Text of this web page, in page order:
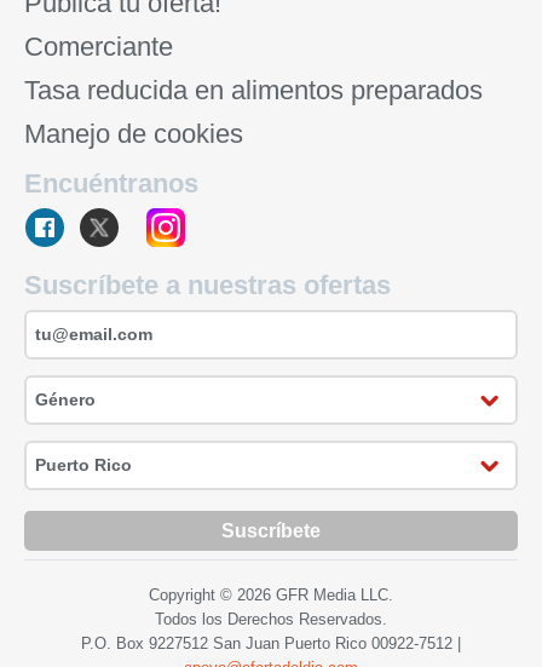
Comerciante
Tasa reducida en alimentos preparados
Manejo de cookies
Encuéntranos
Suscríbete a nuestras ofertas
Suscríbete
Copyright © 2026 GFR Media LLC.
Todos los Derechos Reservados.
P.O. Box 9227512 San Juan Puerto Rico 00922-7512 |